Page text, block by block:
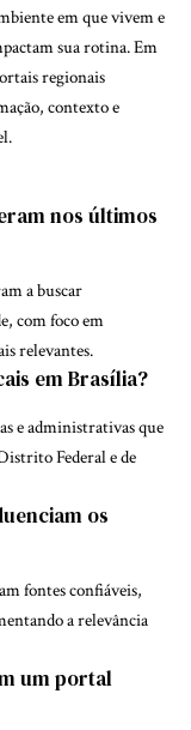
em que vivem e
sua rotina. Em
regionais
contexto e
nos últimos
a buscar
com foco em
relevantes.
em Brasília?
e administrativas que
Federal e de
os
fontes confiáveis,
a relevância
um portal